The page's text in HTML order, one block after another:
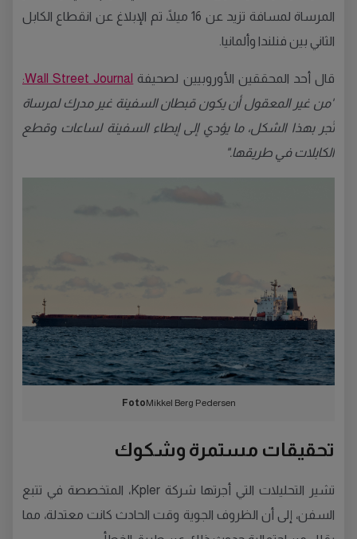
المرساة لمسافة تزيد عن 16 ميلًا، تم الإبلاغ عن انقطاع الكابل
الثاني بين فنلندا وألمانيا.
قال أحد المحققين الأوروبيين لصحيفة Wall Street Journal:
"من غير المعقول أن يكون قبطان السفينة غير مدرك لمرساة
تُجر بهذا الشكل، ما يؤدي إلى إبطاء السفينة لساعات وقطع
الكابلات في طريقها."
FotoMikkel Berg Pedersen
تحقيقات مستمرة وشكوك
تشير التحليلات التي أجرتها شركة Kpler، المتخصصة في تتبع
السفن، إلى أن الظروف الجوية وقت الحادث كانت معتدلة، مما